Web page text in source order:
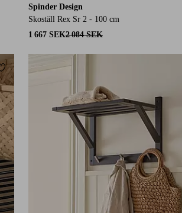
Spinder Design
Skoställ Rex Sr 2 - 100 cm
1 667 SEK2 084 SEK
Lägg till i favoriter